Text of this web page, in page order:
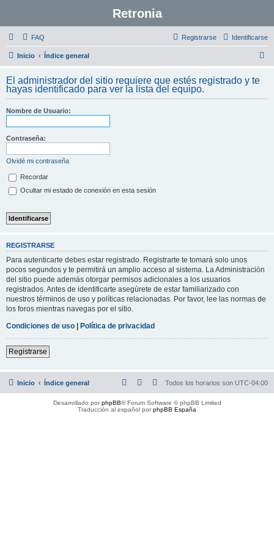
Retronia
FAQ Identificarse
Registrarse
Inicio Índice general
c
El administrador del sitio requiere que estés registrado y te
hayas identificado para ver la lista del equipo.
Nombre de Usuario:
Contraseña:
Olvidé mi contraseña
Recordar
Ocultar mi estado de conexión en esta sesión
REGISTRARSE
Para autenticarte debes estar registrado. Registrarte te tomará solo unos
pocos segundos y te permitirá un amplio acceso al sistema. La Administración
del sitio puede además otorgar permisos adicionales a los usuarios
registrados. Antes de identificarte asegúrete de estar familiarizado con
nuestros términos de uso y políticas relacionadas. Por favor, lee las normas de
los foros mientras navegas por el sitio.
Condiciones de uso | Política de privacidad
Registrarse
Inicio Índice general Todos los horarios son UTC-04:00
Desarrollado porphpBB® Forum Software © phpBB Limited
Traducción al español porphpBB España